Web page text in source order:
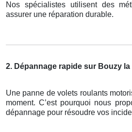
Nos spécialistes utilisent des
assurer une réparation durable.
2. Dépannage rapide sur Bouzy la
Une panne de volets roulants
moment. C’est pourquoi nous
dépannage pour résoudre vos